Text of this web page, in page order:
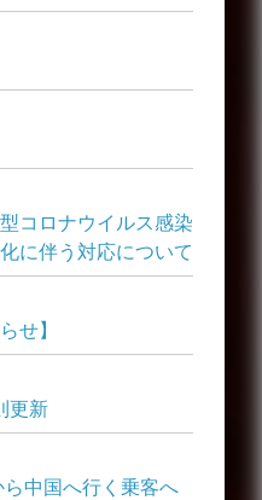
コロナウイルス感染
に伴う対応について
せ】
更新
ら中国へ行く乗客へ